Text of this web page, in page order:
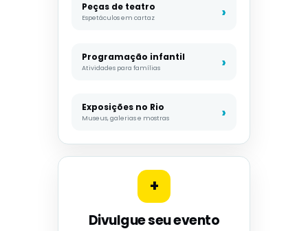
Peças de teatro
Espetáculos em cartaz
Programação infantil
Atividades para famílias
Exposições no Rio
Museus, galerias e mostras
+
Divulgue seu evento